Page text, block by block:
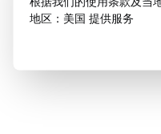
地区：美国 提供服务